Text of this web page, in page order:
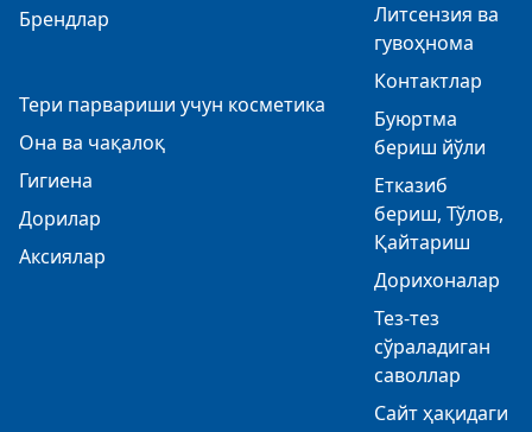
Брендлар
Тери парвариши учун косметика
Она ва чақалоқ
Гигиена
Дорилар
Аксиялар
Литсензия ва
гувоҳнома
Контактлар
Буюртма
бериш йўли
Етказиб
бериш, Тўлов,
Қайтариш
Дорихоналар
Тез-тез
сўраладиган
саволлар
Сайт ҳақидаги